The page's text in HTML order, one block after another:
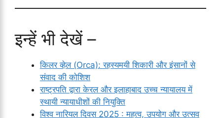
इन्हें भी देखें –
किलर व्हेल (Orca): रहस्यमयी शिकारी और इंसानों से
संवाद की कोशिश
राष्ट्रपति द्वारा केरल और इलाहाबाद उच्च न्यायालय में
स्थायी न्यायाधीशों की नियुक्ति
विश्व नारियल दिवस 2025 : महत्व, उपयोग और उत्सव